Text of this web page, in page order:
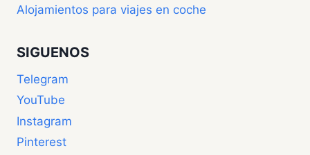
Alojamientos para viajes en coche
SIGUENOS
Telegram
YouTube
Instagram
Pinterest